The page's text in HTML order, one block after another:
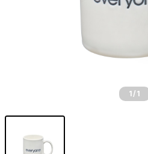
1 /1